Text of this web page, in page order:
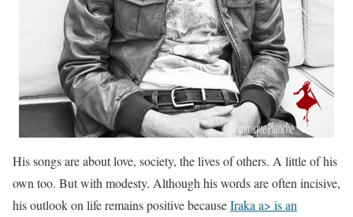
His songs are about love, society, the lives of others. A little of his
own too. But with modesty. Although his words are often incisive,
his outlook on life remains positive becauseIraka a> is an